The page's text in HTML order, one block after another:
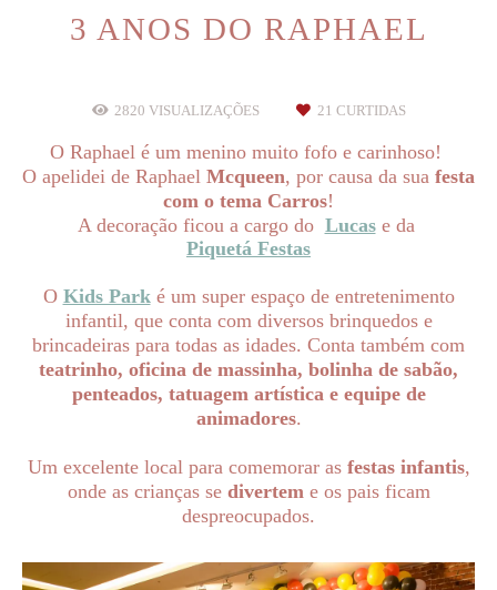
3 ANOS DO RAPHAEL
2820 VISUALIZAÇÕES 21 CURTIDAS
O Raphael é um menino muito fofo e carinhoso!
O apelidei de Raphael Mcqueen, por causa da sua festa
com o tema Carros!
A decoração ficou a cargo do Lucase da
Piquetá Festas
O Kids Parké um super espaço de entretenimento
infantil, que conta com diversos brinquedos e
brincadeiras para todas as idades. Conta também com
teatrinho, oficina de massinha, bolinha de sabão,
penteados, tatuagem artística e equipe de
animadores.
Um excelente local para comemorar as festas infantis,
onde as crianças se divertem e os pais ficam
despreocupados.